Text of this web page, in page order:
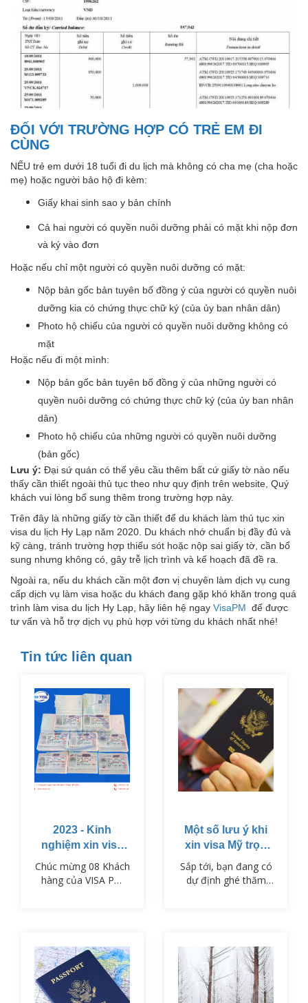
ĐỐI VỚI TRƯỜNG HỢP CÓ TRẺ EM ĐI
CÙNG
NẾU trẻ em dưới 18 tuổi đi du lịch mà không có cha mẹ (cha hoặc
mẹ) hoặc người bảo hộ đi kèm:
Giấy khai sinh sao y bản chính
Cả hai người có quyền nuôi dưỡng phải có mặt khi nộp đơn
và ký vào đơn
Hoặc nếu chỉ một người có quyền nuôi dưỡng có mặt:
Nộp bản gốc bản tuyên bố đồng ý của người có quyền nuôi
dưỡng kia có chứng thực chữ ký (của ủy ban nhân dân)
Photo hộ chiếu của người có quyền nuôi dưỡng không có
mặt
Hoặc nếu đi một mình:
Nộp bản gốc bản tuyên bố đồng ý của những người có
quyền nuôi dưỡng có chứng thực chữ ký (của ủy ban nhân
dân)
Photo hộ chiếu của những người có quyền nuôi dưỡng
(bản gốc)
Lưu ý: Đại sứ quán có thể yêu cầu thêm bất cứ giấy tờ nào nếu
thấy cần thiết ngoài thủ tục theo như quy định trên website, Quý
khách vui lòng bổ sung thêm trong trường hợp này.
Trên đây là những giấy tờ cần thiết để du khách làm thủ tục xin
visa du lịch Hy Lạp năm 2020. Du khách nhớ chuẩn bị đầy đủ và
kỹ càng, tránh trường hợp thiếu sót hoặc nộp sai giấy tờ, cần bổ
sung nhưng không có, gây trễ lịch trình và kế hoạch đã đề ra.
Ngoài ra, nếu du khách cần một đơn vị chuyên làm dịch vụ cung
cấp dịch vụ làm visa hoặc du khách đang gặp khó khăn trong quá
trình làm visa du lịch Hy Lạp, hãy liên hệ ngay VisaPM để được
tư vấn và hỗ trợ dịch vụ phù hợp với từng du khách nhất nhé!
Tin tức liên quan
2023 - Kinh
nghiệm xin visa
du lịch Nhật Bản
Chúc mừng 08 Khách
hàng của VISA PM
Một số lưu ý khi
xin visa Mỹ trọn
gói
Sắp tới, bạn đang có
dự định ghé thăm
Đừng lo, đã có
visaPM, chúng tôi sẽ
cung cấp đến bạn
một số thông tin hữu